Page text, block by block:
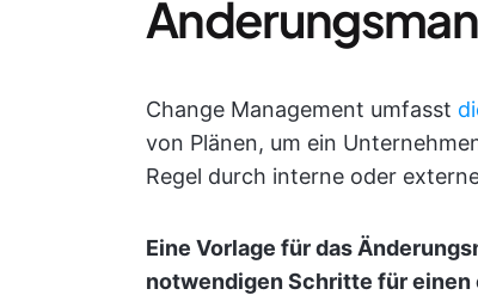
Change Management umfasst
von Plänen, um ein
Regel durch interne oder
Eine Vorlage für das
notwendigen Schritte für